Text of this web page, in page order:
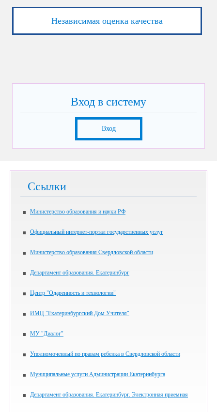
Независимая оценка качества
Вход в систему
Вход
Ссылки
Министерство образования и науки РФ
Официальный интернет-портал государственных услуг
Министерство образования Свердловской области
Департамент образования. Екатеринбург
Центр "Одаренность и технологии"
ИМЦ "Екатеринбургский Дом Учителя"
МУ "Диалог"
Уполномоченный по правам ребенка в Свердловской области
Муниципальные услуги Администрации Екатеринбурга
Департамент образования. Екатеринбург. Электронная приемная